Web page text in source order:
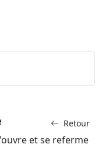
Retour
et se referme